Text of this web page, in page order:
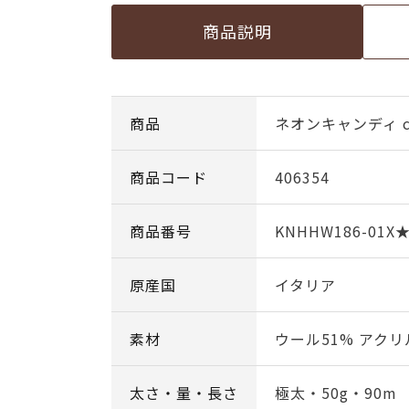
商品説明
商品 ネオンキャンデ
商品コード 406354
商品番号 KNHHW186-01X★
原産国 イタリア
素材 ウール51% アク
太さ・量・長さ 極太・50g・90m